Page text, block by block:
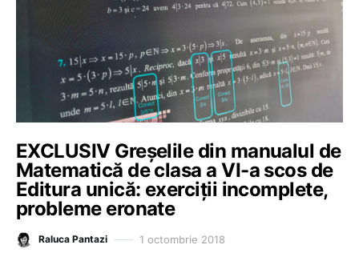
EXCLUSIV Greșelile din manualul de
Matematică de clasa a VI-a scos de
Editura unică: exerciții incomplete,
probleme eronate
Raluca Pantazi 1 octombrie 2018